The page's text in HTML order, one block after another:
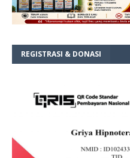
REGISTRASI & DONASI